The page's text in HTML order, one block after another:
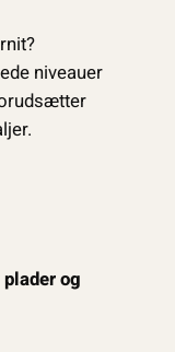
niveauer
og